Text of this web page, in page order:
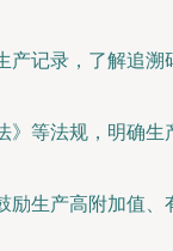
产记录，了解追溯
》等法规，明确生
励生产高附加值、